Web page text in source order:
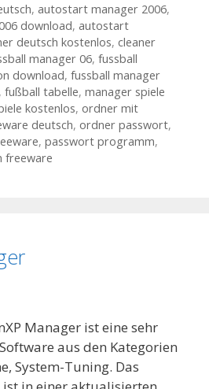
, autostart manager 2006,
download, autostart
deutsch kostenlos, cleaner
manager 06, fussball
download, fussball manager
, fußball tabelle, manager spiele
kostenlos, ordner mit
deutsch, ordner passwort,
, passwort programm,
freeware
Manager ist eine sehr
aus den Kategorien
System-Tuning. Das